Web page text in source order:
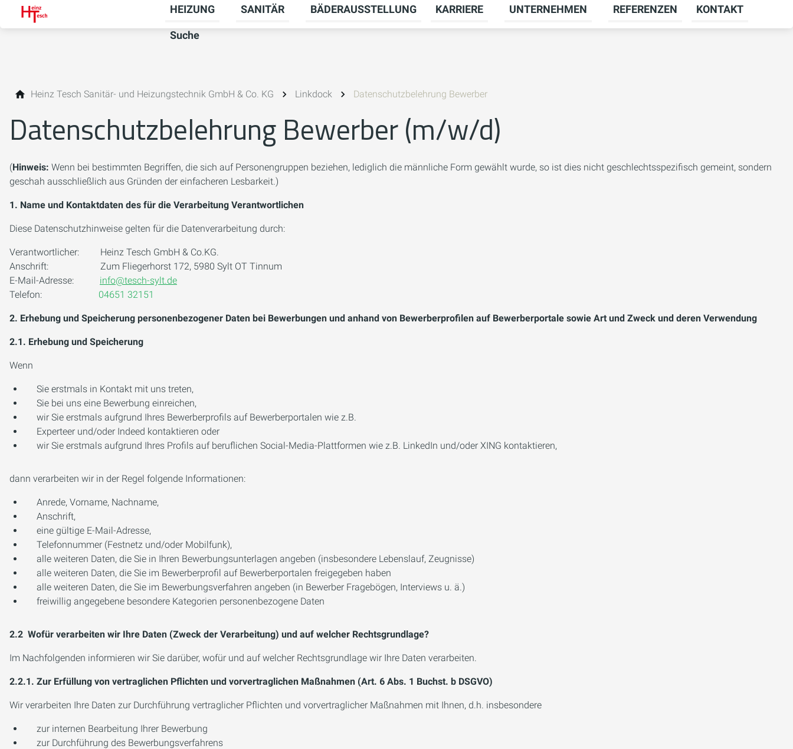
HEIZUNG
Untermenü für HEIZUNG umschalten
SANITÄR
Untermenü für SANITÄR umschalten
BÄDERAUSSTELLUNG KARRIERE
Untermenü für KARRIERE umschalten
UNTERNEHMEN
Untermenü für UNTERNEHMEN
REFERENZEN KONTAKT
Suche
Heinz Tesch Sanitär- und Heizungstechnik GmbH & Co. KG Linkdock Datenschutzbelehrung Bewerber
Datenschutzbelehrung Bewerber (m/w/d)
(Hinweis: Wenn bei bestimmten Begriffen, die sich auf Personengruppen beziehen, lediglich die männliche Form gewählt wurde, so ist dies nicht geschlechtsspezifisch gemeint, sondern
geschah ausschließlich aus Gründen der einfacheren Lesbarkeit.)
1. Name und Kontaktdaten des für die Verarbeitung Verantwortlichen
Diese Datenschutzhinweise gelten für die Datenverarbeitung durch:
Verantwortlicher: Heinz Tesch GmbH & Co.KG.
Anschrift: Zum Fliegerhorst 172, 5980 Sylt OT Tinnum
E-Mail-Adresse: info@tesch-sylt.de
Telefon: 04651 32151
2. Erhebung und Speicherung personenbezogener Daten bei Bewerbungen und anhand von Bewerberprofilen auf Bewerberportale sowie Art und Zweck und deren Verwendung
2.1. Erhebung und Speicherung
Wenn
Sie erstmals in Kontakt mit uns treten,
Sie bei uns eine Bewerbung einreichen,
wir Sie erstmals aufgrund Ihres Bewerberprofils auf Bewerberportalen wie z.B.
Experteer und/oder Indeed kontaktieren oder
wir Sie erstmals aufgrund Ihres Profils auf beruflichen Social-Media-Plattformen wie z.B. LinkedIn und/oder XING kontaktieren,
dann verarbeiten wir in der Regel folgende Informationen:
Anrede, Vorname, Nachname,
Anschrift,
eine gültige E-Mail-Adresse,
Telefonnummer (Festnetz und/oder Mobilfunk),
alle weiteren Daten, die Sie in Ihren Bewerbungsunterlagen angeben (insbesondere Lebenslauf, Zeugnisse)
alle weiteren Daten, die Sie im Bewerberprofil auf Bewerberportalen freigegeben haben
alle weiteren Daten, die Sie im Bewerbungsverfahren angeben (in Bewerber Fragebögen, Interviews u. ä.)
freiwillig angegebene besondere Kategorien personenbezogene Daten
2.2 Wofür verarbeiten wir Ihre Daten (Zweck der Verarbeitung) und auf welcher Rechtsgrundlage?
Im Nachfolgenden informieren wir Sie darüber, wofür und auf welcher Rechtsgrundlage wir Ihre Daten verarbeiten.
2.2.1. Zur Erfüllung von vertraglichen Pflichten und vorvertraglichen Maßnahmen (Art. 6 Abs. 1 Buchst. b DSGVO)
Wir verarbeiten Ihre Daten zur Durchführung vertraglicher Pflichten und vorvertraglicher Maßnahmen mit Ihnen, d.h. insbesondere
zur internen Bearbeitung Ihrer Bewerbung
zur Durchführung des Bewerbungsverfahrens